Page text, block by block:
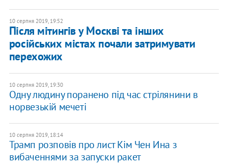
10 серпня 2019, 19:52
Після мітингів у Москві та інших
російських містах почали затримувати
перехожих
10 серпня 2019, 19:30
Одну людину поранено під час стрілянини в
норвезькій мечеті
10 серпня 2019, 18:14
Трамп розповів про лист Кім Чен Ина з
вибаченнями за запуски ракет